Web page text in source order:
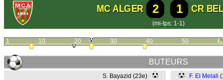
MC ALGER 2 1 CR
(mi-tps: 1-1)
1 10 20 30 40 50
BUTEURS
S. Bayazid (23e)
F. El Melali